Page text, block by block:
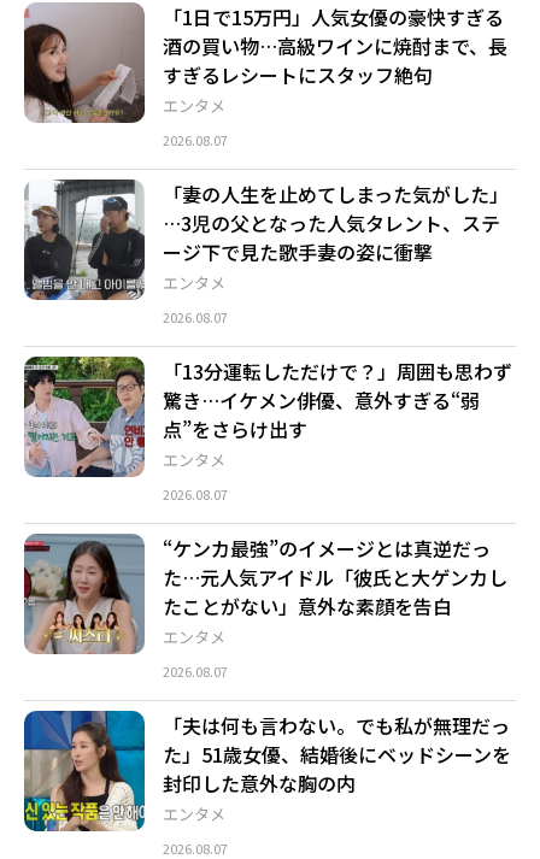
エンタメ
「1日で15万円」人気女優の豪快すぎる
酒の買い物…高級ワインに焼酎まで、長
すぎるレシートにスタッフ絶句
2026.08.07
エンタメ
「妻の人生を止めてしまった気がした」
…3児の父となった人気タレント、ステ
ージ下で見た歌手妻の姿に衝撃
2026.08.07
エンタメ
「13分運転しただけで？」周囲も思わず
驚き…イケメン俳優、意外すぎる“弱
点”をさらけ出す
2026.08.07
エンタメ
“ケンカ最強”のイメージとは真逆だっ
た…元人気アイドル「彼氏と大ゲンカし
たことがない」意外な素顔を告白
2026.08.07
エンタメ
「夫は何も言わない。でも私が無理だっ
た」51歳女優、結婚後にベッドシーンを
封印した意外な胸の内
2026.08.07